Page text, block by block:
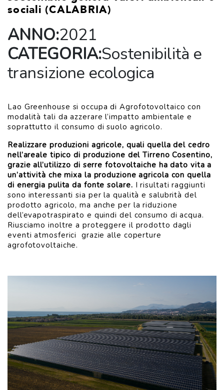
sociali (CALABRIA)
ANNO:2021
CATEGORIA:Sostenibilità e
transizione ecologica
Lao Greenhouse si occupa di Agrofotovoltaico con
modalità tali da azzerare l’impatto ambientale e
soprattutto il consumo di suolo agricolo.
Realizzare produzioni agricole, quali quella del cedro
nell’areale tipico di produzione del Tirreno Cosentino,
grazie all’utilizzo di serre fotovoltaiche ha dato vita a
un’attività che mixa la produzione agricola con quella
di energia pulita da fonte solare. I risultati raggiunti
sono interessanti sia per la qualità e salubrità del
prodotto agricolo, ma anche per la riduzione
dell’evapotraspirato e quindi del consumo di acqua.
Riusciamo inoltre a proteggere il prodotto dagli
eventi atmosferici grazie alle coperture
agrofotovoltaiche.
VISUALIZZA
VISUALIZZA